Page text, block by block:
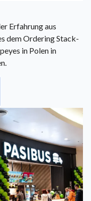
Erfahrung aus
dem Ordering Stack-
in Polen in